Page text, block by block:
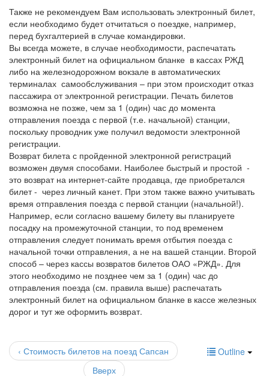
Также не рекомендуем Вам использовать электронный билет,
если необходимо будет отчитаться о поездке, например,
перед бухгалтерией в случае командировки.
Вы всегда можете, в случае необходимости, распечатать
электронный билет на официальном бланке в кассах РЖД
либо на железнодорожном вокзале в автоматических
терминалах самообслуживания – при этом происходит отказ
пассажира от электронной регистрации. Печать билетов
возможна не позже, чем за 1 (один) час до момента
отправления поезда с первой (т.е. начальной) станции,
поскольку проводник уже получил ведомости электронной
регистрации.
Возврат билета с пройденной электронной регистраций
возможен двумя способами. Наиболее быстрый и простой -
это возврат на интернет-сайте продавца, где приобретался
билет - через личный канет. При этом также важно учитывать
время отправления поезда с первой станции (начальной!).
Например, если согласно вашему билету вы планируете
посадку на промежуточной станции, то под временем
отправления следует понимать время отбытия поезда с
начальной точки отправления, а не на вашей станции. Второй
способ – через кассы возвратов билетов ОАО «РЖД». Для
этого необходимо не позднее чем за 1 (один) час до
отправления поезда (см. правила выше) распечатать
электронный билет на официальном бланке в кассе железных
дорог и тут же оформить возврат.
Outline
‹ Стоимость билетов на поезд Сапсан
Вверх